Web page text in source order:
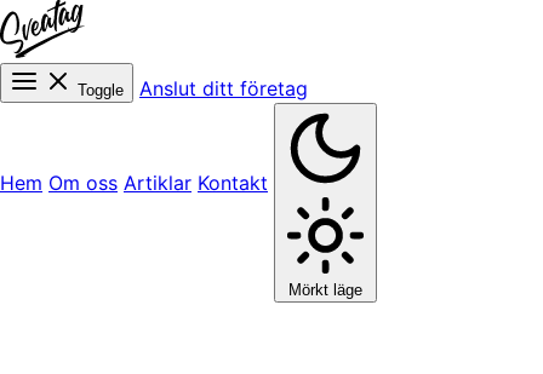
Toggle Anslut ditt företag
Hem Om oss Artiklar Kontakt
Mörkt läge